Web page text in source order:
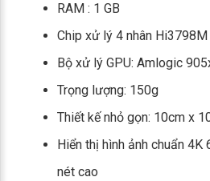
RAM : 1 GB
Chip xử lý 4 nhân Hi3798M
Bộ xử lý GPU: Amlogic
Trọng lượng: 150g
Thiết kế nhỏ gọn: 10cm x
Hiển thị hình ảnh chuẩn
nét cao